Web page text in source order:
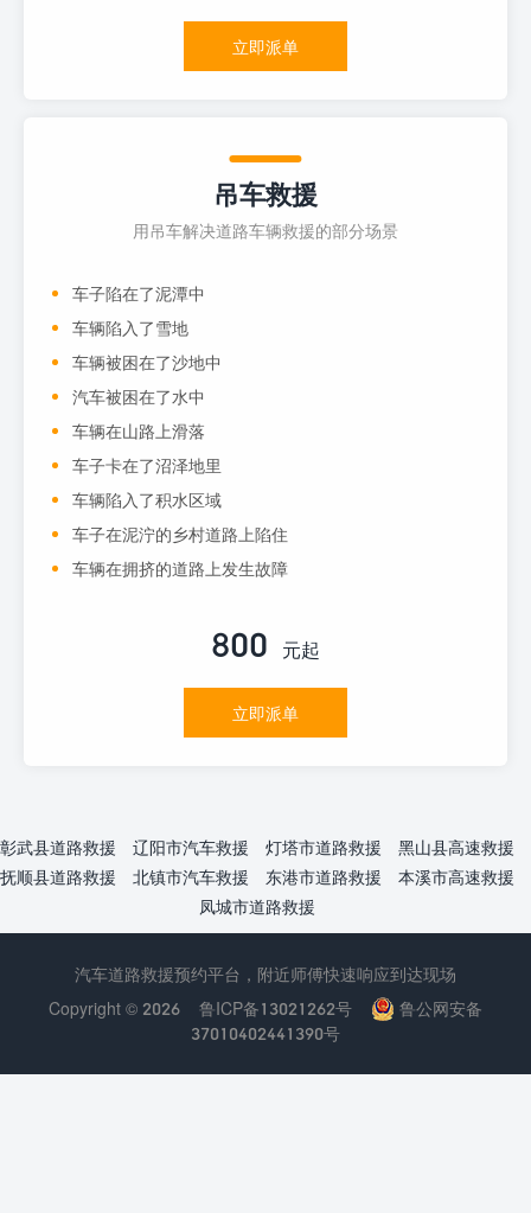
立即派单
吊车救援
用吊车解决道路车辆救援的部分场景
车子陷在了泥潭中
车辆陷入了雪地
车辆被困在了沙地中
汽车被困在了水中
车辆在山路上滑落
车子卡在了沼泽地里
车辆陷入了积水区域
车子在泥泞的乡村道路上陷住
车辆在拥挤的道路上发生故障
800 元起
立即派单
彰武县道路救援 辽阳市汽车救援 灯塔市道路救援
黑山县高速救援
抚顺县道路救援
北镇市汽车救援 东港市道路救援
本溪市高速救援
凤城市道路救援
汽车道路救援预约平台，附近师傅快速响应到达现场
Copyright © 2026
鲁ICP备13021262号
鲁公网安备
37010402441390号